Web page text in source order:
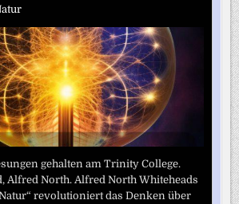
gehalten am Trinity College.
Alfred North. Alfred North Whiteheads
revolutioniert das Denken über